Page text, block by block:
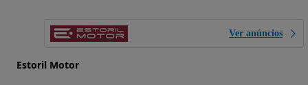
Ver anúncios
Estoril Motor